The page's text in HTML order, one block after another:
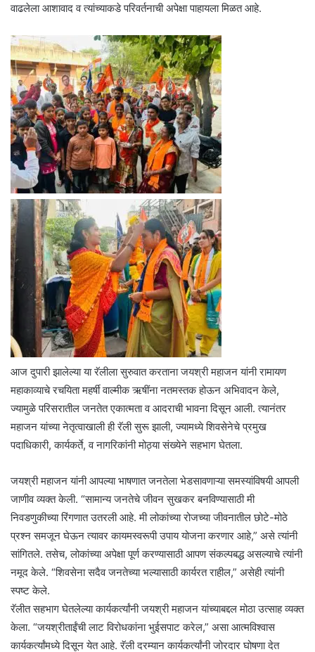
वाढलेला आशावाद व त्यांच्याकडे परिवर्तनाची अपेक्षा पाहायला मिळत आहे.
आज दुपारी झालेल्या या रॅलीला सुरुवात करताना जयश्री महाजन यांनी रामायण
महाकाव्याचे रचयिता महर्षी वाल्मीक ऋषींना नतमस्तक होऊन अभिवादन केले,
ज्यामुळे परिसरातील जनतेत एकात्मता व आदराची भावना दिसून आली. त्यानंतर
महाजन यांच्या नेतृत्वाखाली ही रॅली सुरू झाली, ज्यामध्ये शिवसेनेचे प्रमुख
पदाधिकारी, कार्यकर्ते, व नागरिकांनी मोठ्या संख्येने सहभाग घेतला.
जयश्री महाजन यांनी आपल्या भाषणात जनतेला भेडसावणाऱ्या समस्यांविषयी आपली
जाणीव व्यक्त केली. “सामान्य जनतेचे जीवन सुखकर बनविण्यासाठी मी
निवडणुकीच्या रिंगणात उतरली आहे. मी लोकांच्या रोजच्या जीवनातील छोटे-मोठे
प्रश्न समजून घेऊन त्यावर कायमस्वरूपी उपाय योजना करणार आहे,” असे त्यांनी
सांगितले. तसेच, लोकांच्या अपेक्षा पूर्ण करण्यासाठी आपण संकल्पबद्ध असल्याचे त्यांनी
नमूद केले. “शिवसेना सदैव जनतेच्या भल्यासाठी कार्यरत राहील,” असेही त्यांनी
स्पष्ट केले.
रॅलीत सहभाग घेतलेल्या कार्यकर्त्यांनी जयश्री महाजन यांच्याबद्दल मोठा उत्साह व्यक्त
केला. “जयश्रीताईंची लाट विरोधकांना भुईसपाट करेल,” असा आत्मविश्वास
कार्यकर्त्यांमध्ये दिसून येत आहे. रॅली दरम्यान कार्यकर्त्यांनी जोरदार घोषणा देत